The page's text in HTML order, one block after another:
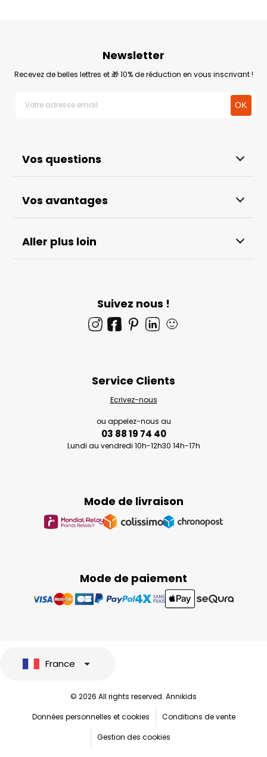
Vos questions
Vos avantages
Aller plus loin
Newsletter
Recevez de belles lettres et 🎁 10% de réduction en vous inscrivant !
Suivez nous !
🙂
Mode de paiement
Mode de livraison
Service Clients
Ecrivez-nous
ou appelez-nous au
03 88 19 74 40
Lundi au vendredi 10h-12h30 14h-17h
France
© 2026 All rights reserved. Annikids
Données personnelles et cookies
Conditions de vente
Gestion des cookies